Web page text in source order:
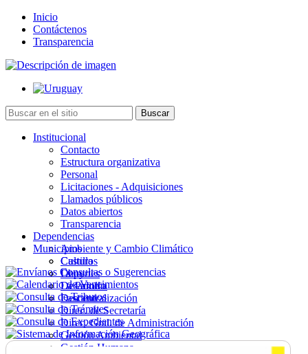
Inicio
Contáctenos
Transparencia
Institucional
Contacto
Estructura organizativa
Personal
Licitaciones - Adquisiciones
Llamados públicos
Datos abiertos
Transparencia
Dependencias
Ambiente y Cambio Climático
Cultura
Deportes
Desarrollo
Descentralización
Direc. de Secretaría
Direc. Gral. de Administración
Gestión Ambiental
Gestión Humana
Municipios
Castillos
Chuy
La Paloma
Lascano